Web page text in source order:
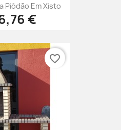
Piódão Em Xisto
€
favorite_border